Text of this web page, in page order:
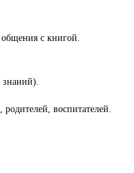
с книгой.
знаний).
родителей, воспитателей.